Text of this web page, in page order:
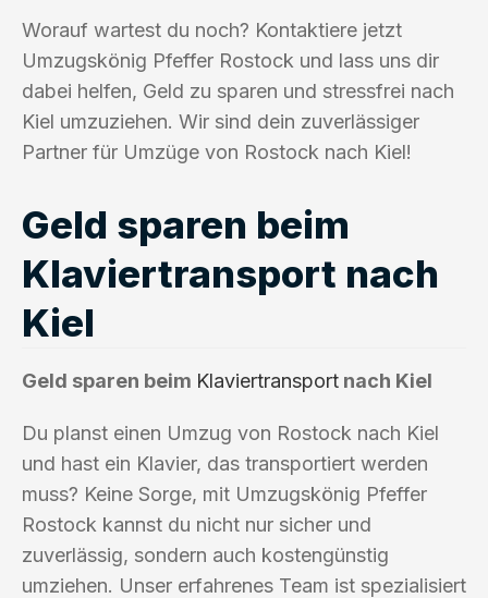
Worauf wartest du noch? Kontaktiere jetzt
Umzugskönig Pfeffer Rostock und lass uns dir
dabei helfen, Geld zu sparen und stressfrei nach
Kiel umzuziehen. Wir sind dein zuverlässiger
Partner für Umzüge von Rostock nach Kiel!
Geld sparen beim
Klaviertransport nach
Kiel
Geld sparen beim Klaviertransport nach Kiel
Du planst einen Umzug von Rostock nach Kiel
und hast ein Klavier, das transportiert werden
muss? Keine Sorge, mit Umzugskönig Pfeffer
Rostock kannst du nicht nur sicher und
zuverlässig, sondern auch kostengünstig
umziehen. Unser erfahrenes Team ist spezialisiert